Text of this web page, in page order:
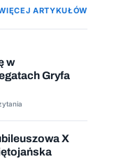
ARTYKUŁÓW
w
Gryfa
X